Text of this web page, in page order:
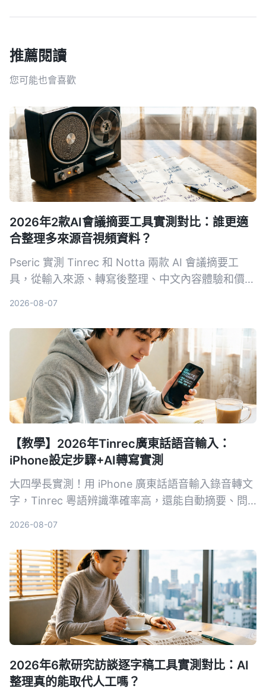
推薦閱讀
您可能也會喜歡
2026年2款AI會議摘要工具實測對比：誰更適
合整理多來源音視頻資料？
Pseric 實測 Tinrec 和 Notta 兩款 AI 會議摘要工
具，從輸入來源、轉寫後整理、中文內容體驗和價格
2026-08-07
【教學】2026年Tinrec廣東話語音輸入：
iPhone設定步驟+AI轉寫實測
大四學長實測！用 iPhone 廣東話語音輸入錄音轉文
字，Tinrec 粵語辨識準確率高，還能自動摘要、問
2026-08-07
2026年6款研究訪談逐字稿工具實測對比：AI
整理真的能取代人工嗎？